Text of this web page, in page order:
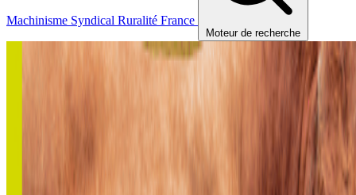
Machinisme Syndical Ruralité France
Moteur de recherche